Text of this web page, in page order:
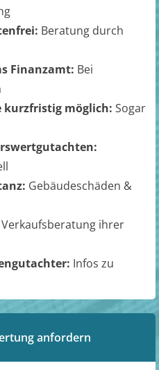
Beratung durch
Finanzamt: Bei
kurzfristig möglich: Sogar
Gebäudeschäden &
Verkaufsberatung ihrer
Infos zu
anfordern